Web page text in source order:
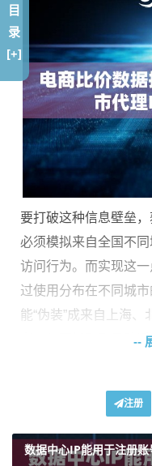
要打破这种信息壁垒
必须模拟来自全国不
访问行为。而实现这
过使用分布在不同城
能“伪装”成来自上海
者，从而抓取到最贴
如何构建城市代
--
注册
数据中心IP能用于注册
目
录
[+]